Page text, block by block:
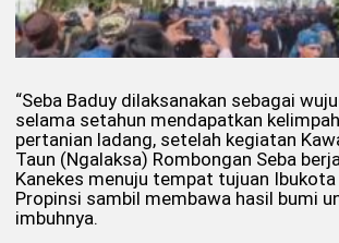
“Seba Baduy dilaksanakan sebagai
selama setahun mendapatkan
pertanian ladang, setelah kegiatan
Taun (Ngalaksa) Rombongan Seba
Kanekes menuju tempat tujuan Ibukota
Propinsi sambil membawa hasil bumi
imbuhnya.